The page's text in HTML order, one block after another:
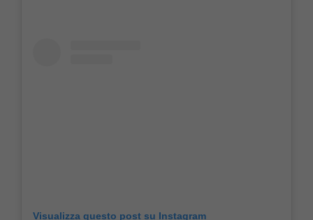
Visualizza questo post su Instagram